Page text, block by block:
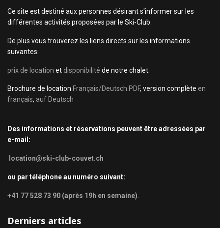
Ce site est destiné aux personnes désirant s'informer sur les
différentes activités proposées par le Ski-Club.
De plus vous trouverez les liens directs sur les informations
suivantes:
prix de location et disponibilité de notre chalet.
Brochure de location Français/Deutsch PDF, version complète en
français, auf Deutsch
Des informations et réservations peuvent être adressées par
e-mail:
location@ski-club-couvet.ch
ou par téléphone au numéro suivant:
+41 77 528 73 90 (après 19h en semaine)
Derniers articles